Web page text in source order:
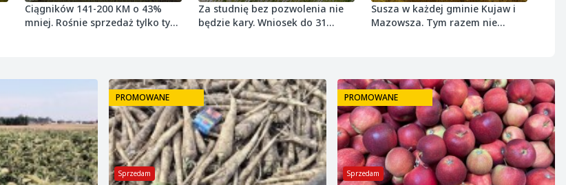
Ciągników 141-200 KM o 43%
mniej. Rośnie sprzedaż tylko tych
Za studnię bez pozwolenia nie
będzie kary. Wniosek do 31
Susza w każdej gminie Kujaw i
Mazowsza. Tym razem nie
Sprzedam
PROMOWANE
Sprzedam
PROMOWANE